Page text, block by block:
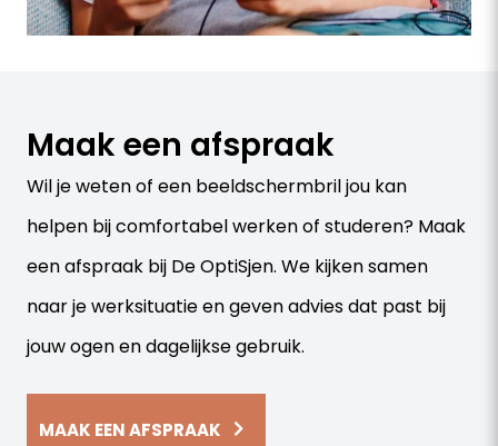
Maak een afspraak
Wil je weten of een beeldschermbril jou kan
helpen bij comfortabel werken of studeren? Maak
een afspraak bij De OptiSjen. We kijken samen
naar je werksituatie en geven advies dat past bij
jouw ogen en dagelijkse gebruik.
MAAK EEN AFSPRAAK